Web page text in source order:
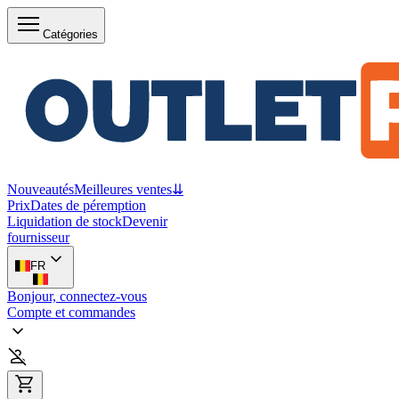
Catégories
NouveautésMeilleures ventes⇊
PrixDates de péremption
Liquidation de stockDevenir
fournisseur
FR
Bonjour, connectez-vous
Compte et commandes